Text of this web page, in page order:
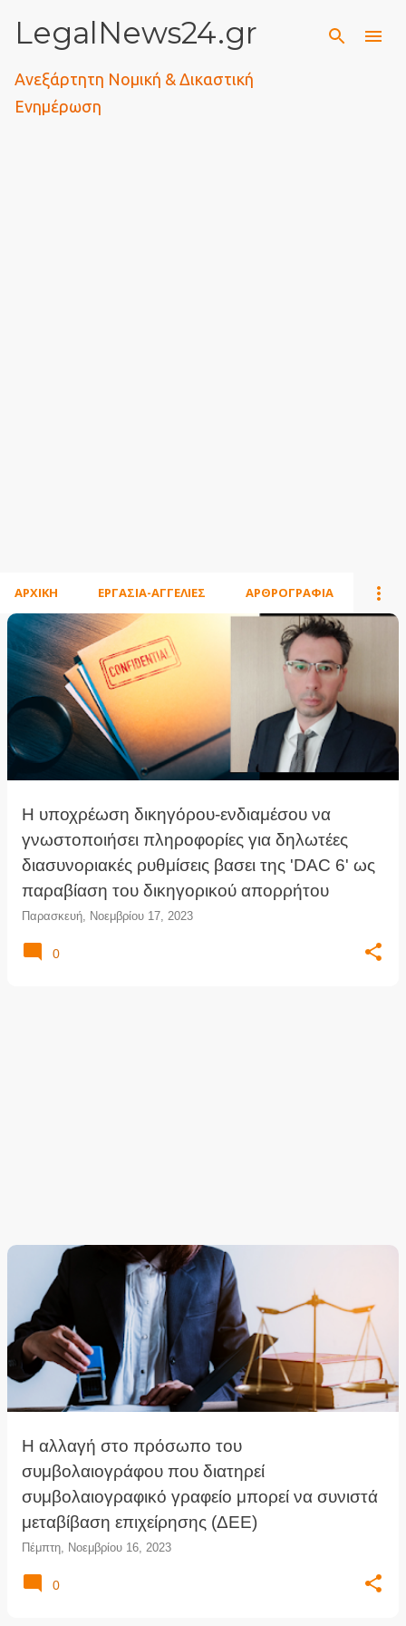
Μετάβαση στο κύριο περιεχόμενο
LegalNews24.gr
Ανεξάρτητη Νομική & Δικαστική
Ενημέρωση
ΑΡΧΙΚΗ ΕΡΓΑΣΙΑ-ΑΓΓΕΛΙΕΣ ΑΡΘΡΟΓΡΑΦΙΑ
ν
ρ
ή
Η υποχρέωση δικηγόρου-ενδιαμέσου να
γνωστοποιήσει πληροφορίες για δηλωτέες
διασυνοριακές ρυθμίσεις βασει της 'DAC 6' ως
παραβίαση του δικηγορικού απορρήτου
Παρασκευή, Νοεμβρίου 17, 2023
0
Η αλλαγή στο πρόσωπο του
συμβολαιογράφου που διατηρεί
συμβολαιογραφικό γραφείο μπορεί να συνιστά
μεταβίβαση επιχείρησης (ΔΕΕ)
Πέμπτη, Νοεμβρίου 16, 2023
0